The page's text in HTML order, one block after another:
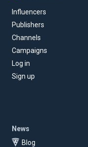
Influencers
Publishers
Channels
Campaigns
Log in
Sign up
News
Blog